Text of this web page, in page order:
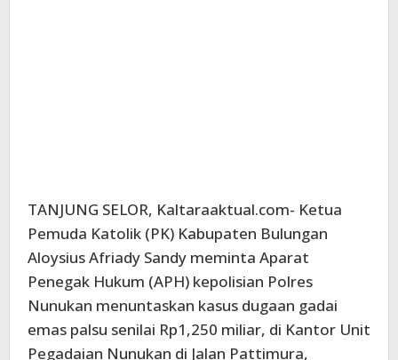
TANJUNG SELOR, Kaltaraaktual.com- Ketua
Pemuda Katolik (PK) Kabupaten Bulungan
Aloysius Afriady Sandy meminta Aparat
Penegak Hukum (APH) kepolisian Polres
Nunukan menuntaskan kasus dugaan gadai
emas palsu senilai Rp1,250 miliar, di Kantor Unit
Pegadaian Nunukan di Jalan Pattimura,